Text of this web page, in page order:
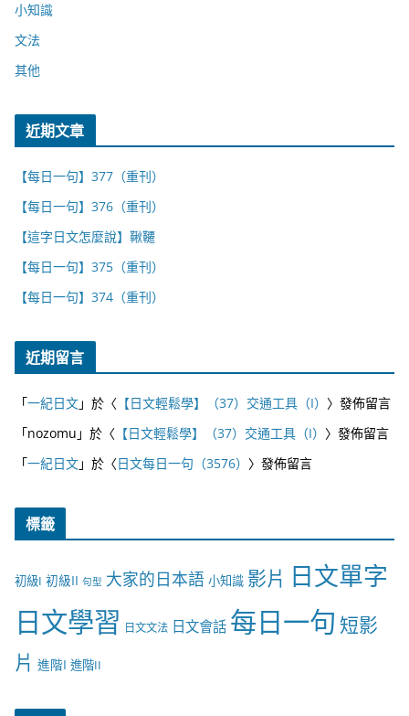
小知識
文法
其他
近期文章
【每日一句】377（重刊）
【每日一句】376（重刊）
【這字日文怎麼說】鞦韆
【每日一句】375（重刊）
【每日一句】374（重刊）
近期留言
「一紀日文」於〈 【日文輕鬆學】（37）交通工具（I） 〉發佈留言
「nozomu 」於〈 【日文輕鬆學】（37）交通工具（I） 〉發佈留言
「一紀日文」於〈日文每日一句（3576） 〉發佈留言
標籤
初級I 初級II 句型 大家的日本語 小知識 影片 日文單字
日文學習 日文文法 日文會話 每日一句 短影
片 進階I 進階II